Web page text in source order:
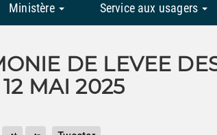
Ministère Service aux usagers
DE LEVEE
MAI 2025